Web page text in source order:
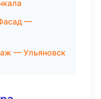
—
— Ульяновск